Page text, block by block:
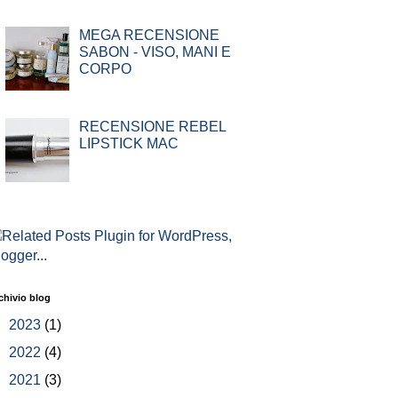
MEGA RECENSIONE
SABON - VISO, MANI E
CORPO
RECENSIONE REBEL
LIPSTICK MAC
blog
2023 (1)
2022 (4)
2021 (3)